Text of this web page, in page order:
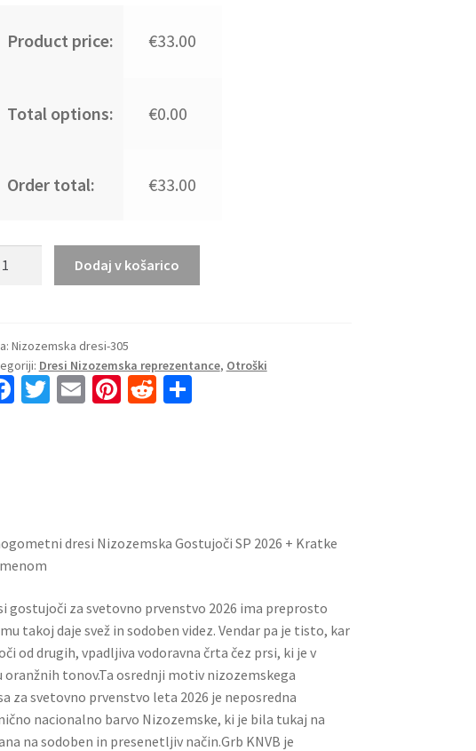
Product price: €33.00
Total options: €0.00
Order total: €33.00
Dodaj v košarico
Nizozemska dresi-305
Dresi Nizozemska reprezentance, Otroški
Fa T E Pi R S
dresi Nizozemska Gostujoči SP 2026 + Kratke
gostujoči za svetovno prvenstvo 2026 ima preprosto
takoj daje svež in sodoben videz. Vendar pa je tisto, kar
od drugih, vpadljiva vodoravna črta čez prsi, ki je v
oranžnih tonov.Ta osrednji motiv nizozemskega
za svetovno prvenstvo leta 2026 je neposredna
nacionalno barvo Nizozemske, ki je bila tukaj na
na sodoben in presenetljiv način.Grb KNVB je